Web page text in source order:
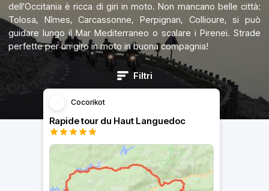
dell'Occitania è ricca di giri in moto. Non mancano belle città:
Tolosa, Nîmes, Carcassonne, Perpignan, Collioure, si può
guidare lungo il Mar Mediterraneo o scalare i Pirenei. Strade
perfette per un giro in moto in buona compagnia!
Filtri
Cocorikot
Rapide tour du Haut Languedoc